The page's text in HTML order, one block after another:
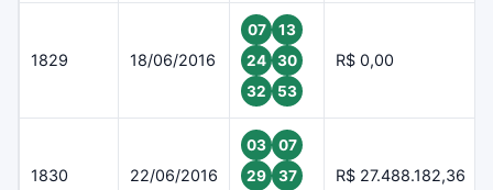
1829 18/06/2016
07
13
24
30
32
53
R$ 0,00
1830 22/06/2016
03
07
29
37
R$ 27.488.182,36